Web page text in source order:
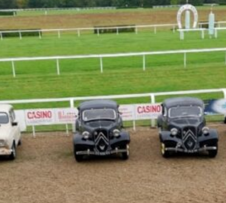
Notre local
La Boutique
Les pièces
L’assurance
Liens
La Revue
Les salons
La traction
La Traction des
membres
Bibliographie
Présentation 7
Présentation 11
Présentation 15 six